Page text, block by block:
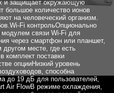
и защищает окружающую
большое количество ионов
на человеческий организм.
Fi контрольОпционально
связи Wi-Fi для
через смартфон или планшет,
месте, где есть
комплект поставки
опцииНизкий уровень
способна
до 19 дБ для пользователей,
Air FlowВ режиме охлаждения,